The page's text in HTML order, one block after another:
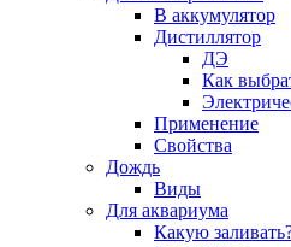
В аккумулятор
Дистиллятор
ДЭ
Как
Применение
Свойства
Дождь
Виды
Для аквариума
Какую